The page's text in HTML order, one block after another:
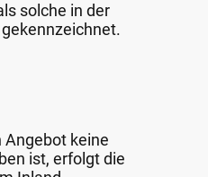
solche in der
keine
ist, erfolgt die